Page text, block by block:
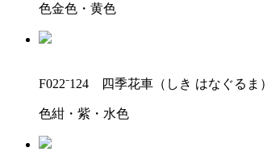
色金色・黄色
F022⁻124 四季花車（しき はなぐるま）
色紺・紫・水色